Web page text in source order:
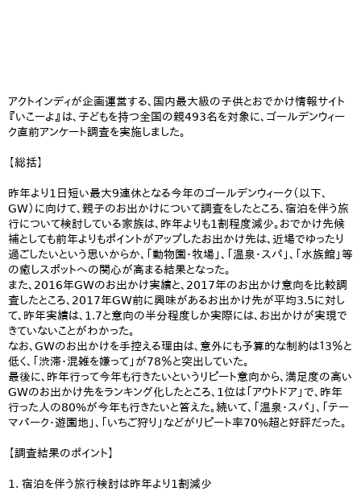
アクトインディが企画運営する、国内最大級の子供とおでかけ情報サイト
『いこーよ』は、子どもを持つ全国の親493名を対象に、ゴールデンウィー
ク直前アンケート調査を実施しました。
【総括】
昨年より1日短い最大9連休となる今年のゴールデンウィーク（以下、
GW）に向けて、親子のお出かけについて調査をしたところ、宿泊を伴う旅
行について検討している家族は、昨年よりも1割程度減少。おでかけ先候
補としても前年よりもポイントがアップしたお出かけ先は、近場でゆったり
過ごしたいという思いからか、「動物園・牧場」、「温泉・スパ」、「水族館」等
の癒しスポットへの関心が高まる結果となった。
また、2016年GWのお出かけ実績と、2017年のお出かけ意向を比較調
査したところ、2017年GW前に興味があるお出かけ先が平均3.5に対し
て、昨年実績は、1.7と意向の半分程度しか実際には、お出かけが実現で
きていないことがわかった。
なお、GWのお出かけを手控える理由は、意外にも予算的な制約は１3％と
低く、「渋滞・混雑を嫌って」が78％と突出していた。
最後に、昨年行って今年も行きたいというリピート意向から、満足度の高い
GWのお出かけ先をランキング化したところ、1位は「アウトドア」で、昨年
行った人の80%が今年も行きたいと答えた。続いて、「温泉・スパ」、「テー
マパーク・遊園地」、「いちご狩り」などがリピート率70%超と好評だった。
【調査結果のポイント】
1. 宿泊を伴う旅行検討は昨年より1割減少